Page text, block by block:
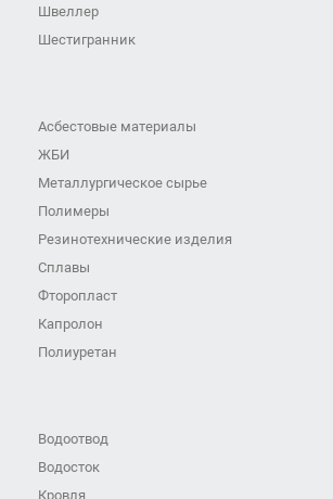
Швеллер
Шестигранник
Асбестовые материалы
ЖБИ
Металлургическое сырье
Полимеры
Резинотехнические изделия
Сплавы
Фторопласт
Капролон
Полиуретан
Водоотвод
Водосток
Кровля